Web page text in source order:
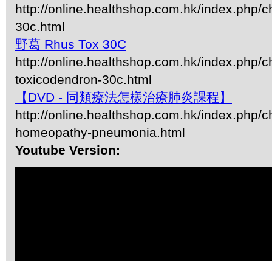
http://online.healthshop.com.hk/index.php/
30c.html
野葛 Rhus Tox 30C
http://online.healthshop.com.hk/index.php/
toxicodendron-30c.html
【DVD - 同類療法怎樣治療肺炎課程】
http://online.healthshop.com.hk/index.php/
homeopathy-pneumonia.html
Youtube Version: